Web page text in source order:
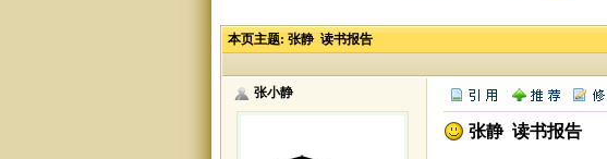
本页主题: 张静 读书报告
张小静
张静 读书报告